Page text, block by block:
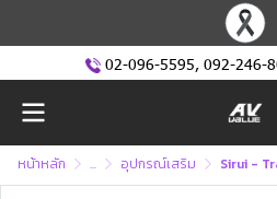
02-096-5595, 092-246-
หน้าหลัก ... อุปกรณ์เสริม Sirui -